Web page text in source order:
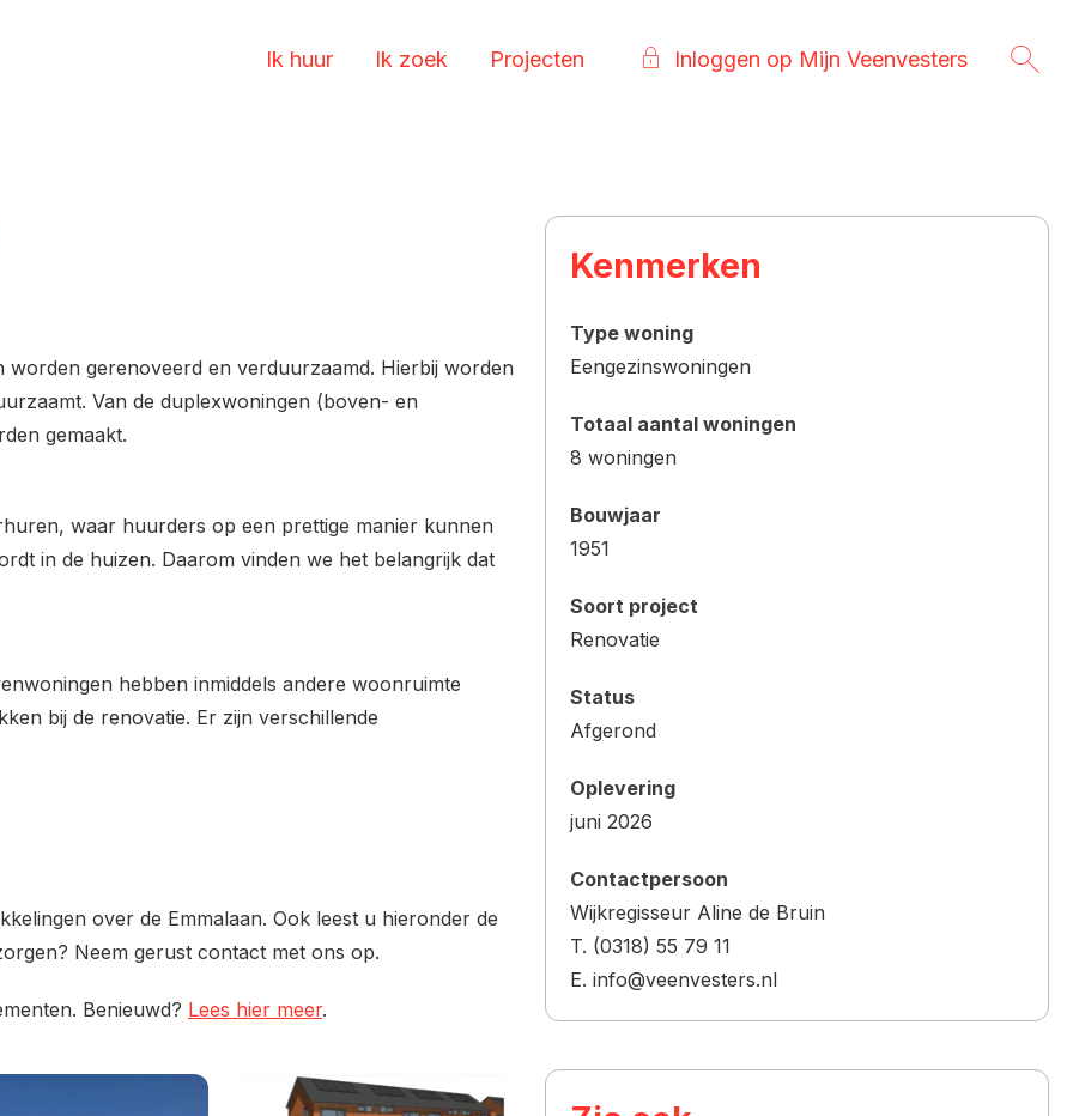
Ik huur Ik zoek Projecten Inloggen op Mijn Veenvesters
gerenoveerd en verduurzaamd. Hierbij worden
Van de duplexwoningen (boven- en
gemaakt.
waar huurders op een prettige manier kunnen
in de huizen. Daarom vinden we het belangrijk dat
hebben inmiddels andere woonruimte
bij de renovatie. Er zijn verschillende
over de Emmalaan. Ook leest u hieronder de
Neem gerust contact met ons op.
Benieuwd? Lees hier meer.
Kenmerken
Type woning
Eengezinswoningen
Totaal aantal woningen
8 woningen
Bouwjaar
1951
Soort project
Renovatie
Status
Afgerond
Oplevering
juni 2026
Contactpersoon
Wijkregisseur Aline de Bruin
T. (0318) 55 79 11
E. info@veenvesters.nl